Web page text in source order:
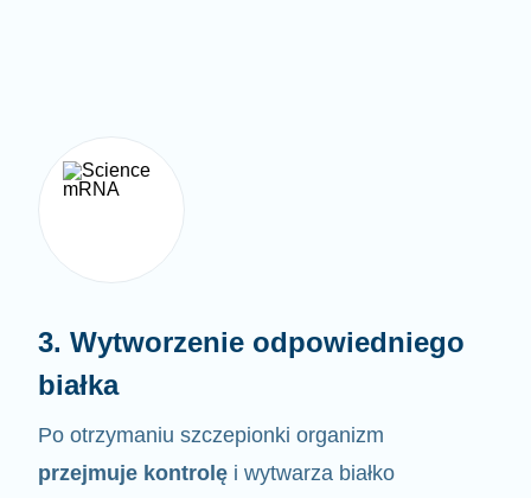
białka
Po otrzymaniu szczepionki organizm
przejmuje kontrolęi wytwarza białko
zgodnie zinstrukcjami zawartymi wmRNA.